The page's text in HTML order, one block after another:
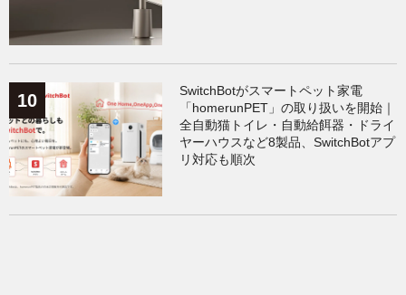
SwitchBotがスマートペット家電
「homerunPET」の取り扱いを開始｜
全自動猫トイレ・自動給餌器・ドライ
ヤーハウスなど8製品、SwitchBotアプ
リ対応も順次